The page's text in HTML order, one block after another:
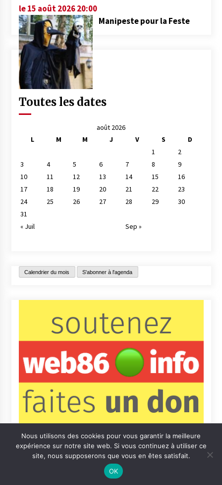
le 15 août 2026 20:00
Manipeste pour la Feste
Toutes les dates
août 2026
L
M M J V S
D
1
2
3
4 5 6 7 8
9
10
11 12 13 14 15
16
17
18 19 20 21 22
23
24
25 26 27 28 29
30
31
« Juil
Sep »
Calendrier du mois S'abonner à l'agenda
Qui sommes-nous ? Informations légales
Nous utilisons des cookies pour vous garantir la meilleure
expérience sur notre site web. Si vous continuez à utiliser ce
site, nous supposerons que vous en êtes satisfait.
OK